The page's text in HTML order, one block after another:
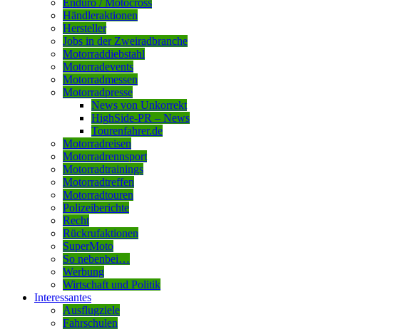
Händleraktionen
Hersteller
Jobs in der Zweiradbranche
Motorraddiebstahl
Motorradevents
Motorradmessen
Motorradpresse
News von Unkorrekt
HighSide-PR – News
Tourenfahrer.de
Motorradreisen
Motorradrennsport
Motorradtrainings
Motorradtreffen
Motorradtouren
Polizeiberichte
Recht
Rückrufaktionen
SuperMoto
So nebenbei…
Werbung
Wirtschaft und Politik
Interessantes
Ausflugziele
Fahrschulen